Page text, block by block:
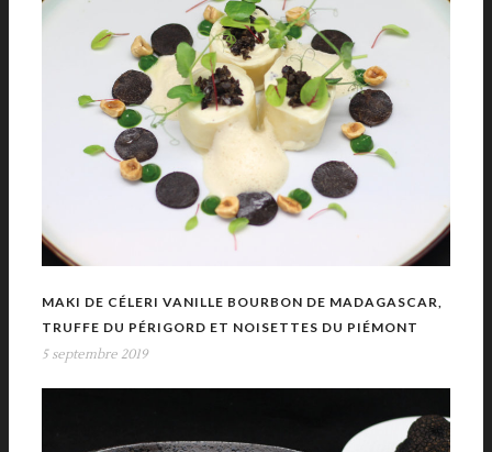
MAKI DE CÉLERI VANILLE BOURBON DE MADAGASCAR,
TRUFFE DU PÉRIGORD ET NOISETTES DU PIÉMONT
5 septembre 2019